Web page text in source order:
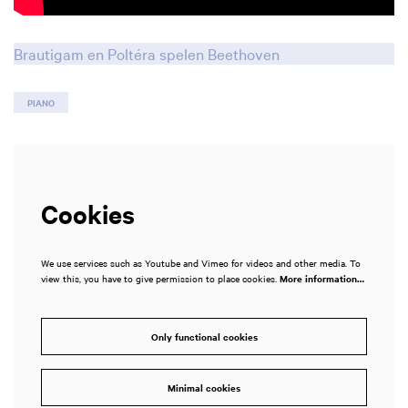
Brautigam en Poltéra spelen Beethoven
PIANO
Cookies
We use services such as Youtube and Vimeo for videos and other media. To
view this, you have to give permission to place cookies. More information…
Only functional cookies
Minimal cookies